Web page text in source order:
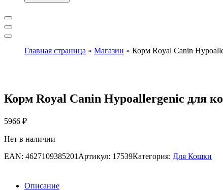
Главная страница » Магазин » Корм Royal Canin
Корм Royal Canin Hypoallergenic для
5966 ₽
Нет в наличии
EAN: 4627109385201Артикул: 17539Категория: Для Кошки
Описание